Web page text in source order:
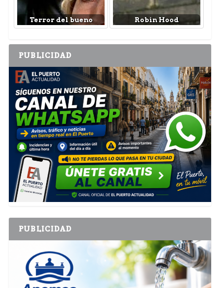
Terror del bueno Robin Hood
PUBLICIDAD
PUBLICIDAD